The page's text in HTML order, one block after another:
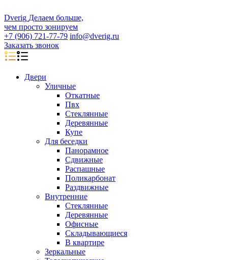
Dverig Делаем больше,
чем просто зонируем
+7 (906) 721-77-79 info@dverig.ru
Заказать звонок
Двери
Уличные
Откатные
Пвх
Стеклянные
Деревянные
Купе
Для беседки
Панорамное
Сдвижные
Распашные
Поликарбонат
Раздвижные
Внутренние
Стеклянные
Деревянные
Офисные
Складывающиеся
В квартире
Зеркальные